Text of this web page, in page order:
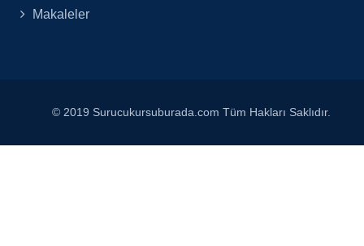
Makaleler
© 2019 Surucukursuburada.com Tüm Hakları Saklıdır.